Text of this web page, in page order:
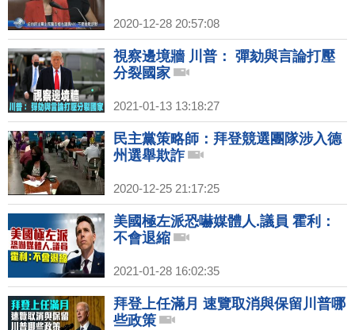
2020-12-28 20:57:08
視察邊境牆 川普： 彈劾與言論打壓
分裂國家
2021-01-13 13:18:27
民主黨策略師：拜登競選團隊涉入德
州選舉欺詐
2020-12-25 21:17:25
美國極左派恐嚇媒體人.議員 霍利：
不會退縮
2021-01-28 16:02:35
拜登上任滿月 速覽取消與保留川普哪
些政策